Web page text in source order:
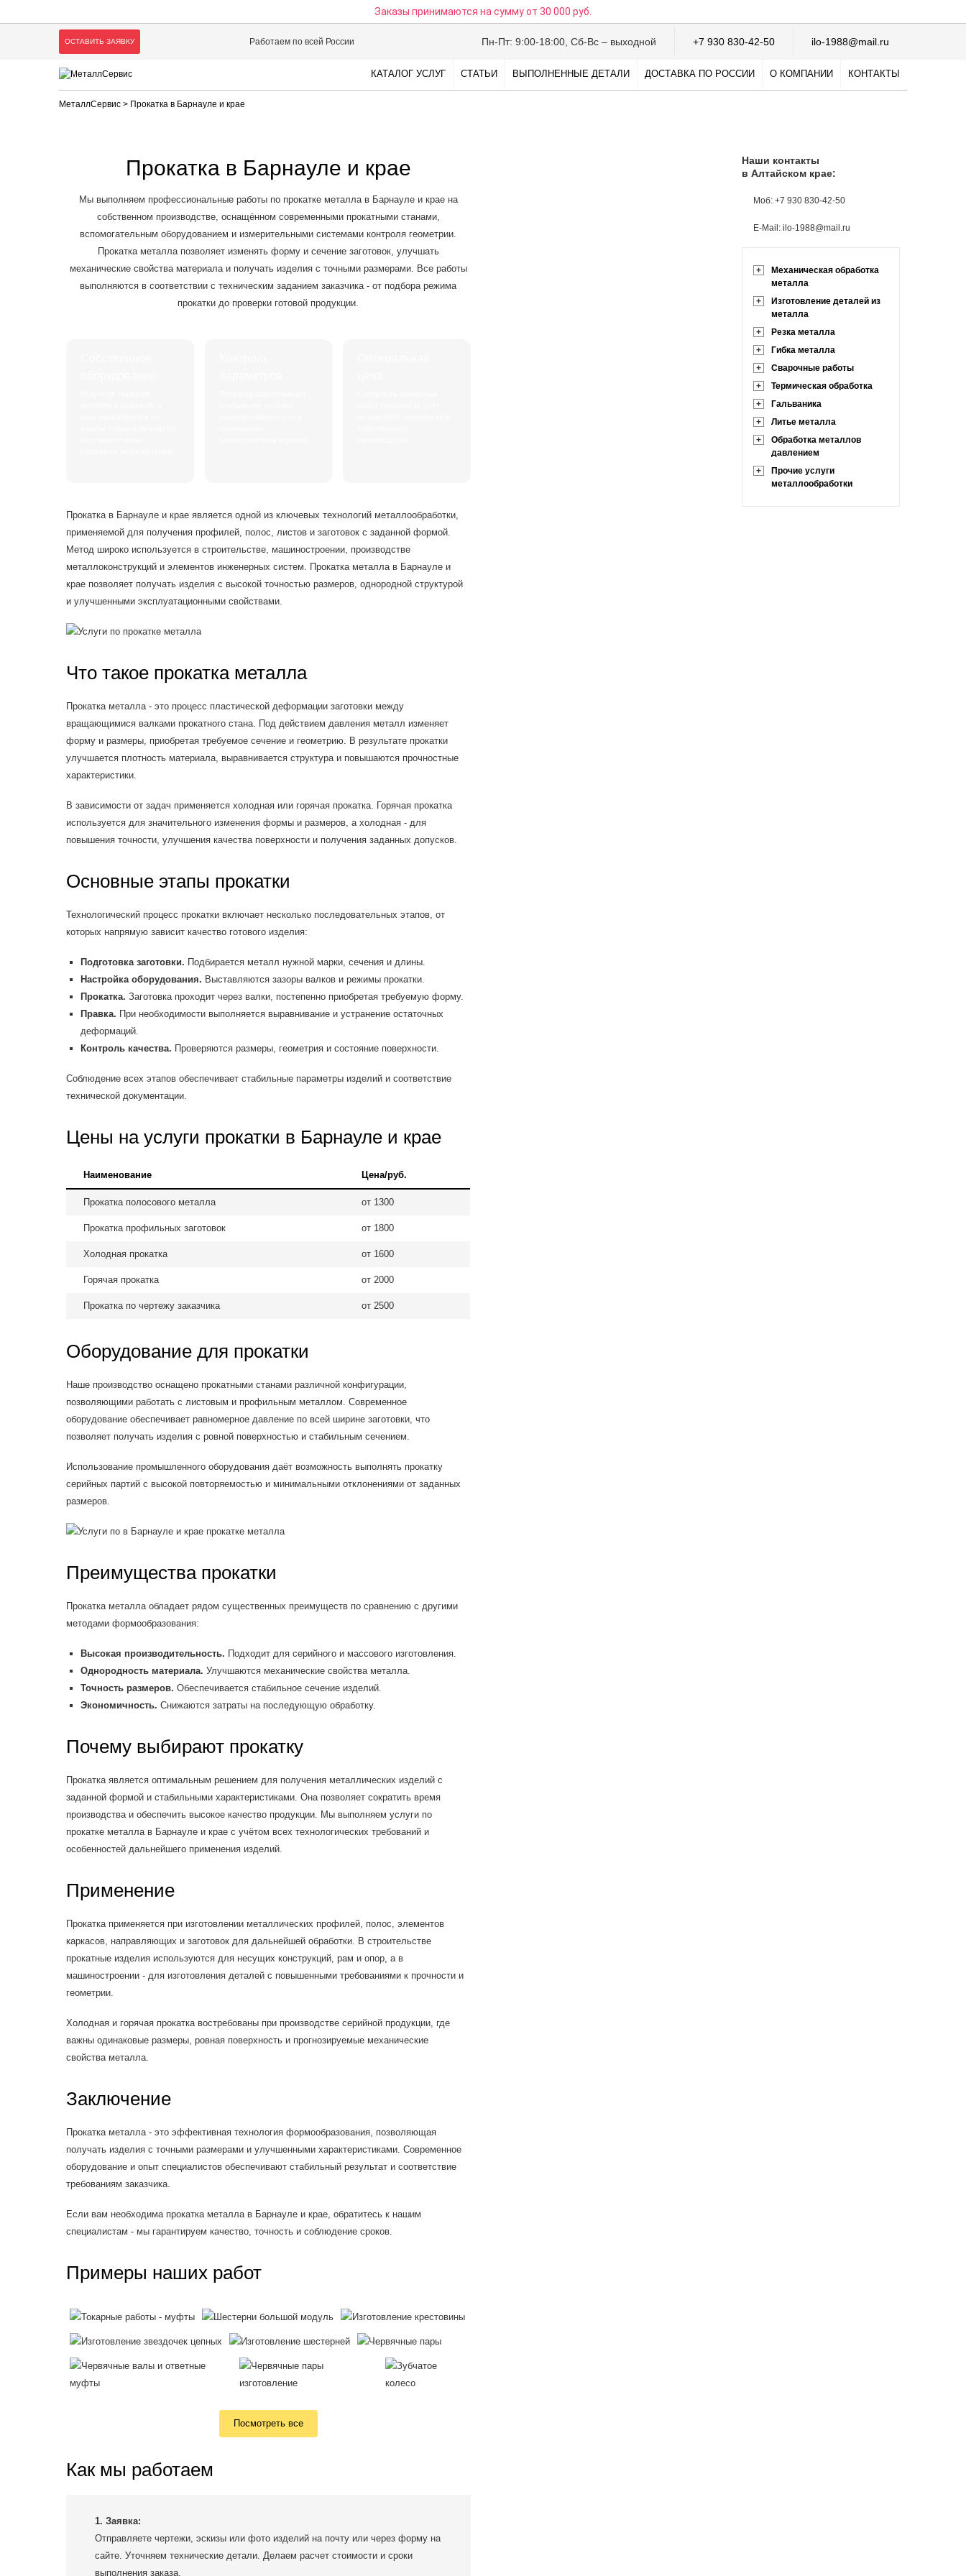
Заказы принимаются на суммуот 30 000 руб.
ОСТАВИТЬ ЗАЯВКУ Работаем по всей России Пн-Пт: 9:00-18:00, Сб-Вс – выходной +7 930 830-42-50 ilo-1988@mail.ru
КАТАЛОГ УСЛУГ СТАТЬИ ВЫПОЛНЕННЫЕ ДЕТАЛИ ДОСТАВКА ПО РОССИИ О КОМПАНИИ КОНТАКТЫ
МеталлСервис > Прокатка в Барнауле и крае
Прокатка в Барнауле и крае
Мы выполняем профессиональные работы по прокатке металла в Барнауле и крае на
собственном производстве, оснащённом современными прокатными станами,
вспомогательным оборудованием и измерительными системами контроля геометрии.
Прокатка металла позволяет изменять форму и сечение заготовок, улучшать
механические свойства материала и получать изделия с точными размерами. Все работы
выполняются в соответствии с техническим заданием заказчика - от подбора режима
прокатки до проверки готовой продукции.
Прокатка в Барнауле и крае является одной из ключевых технологий металлообработки,
применяемой для получения профилей, полос, листов и заготовок с заданной формой.
Метод широко используется в строительстве, машиностроении, производстве
металлоконструкций и элементов инженерных систем. Прокатка металла в Барнауле и
крае позволяет получать изделия с высокой точностью размеров, однородной структурой
и улучшенными эксплуатационными свойствами.
Что такое прокатка металла
Прокатка металла - это процесс пластической деформации заготовки между
вращающимися валками прокатного стана. Под действием давления металл изменяет
форму и размеры, приобретая требуемое сечение и геометрию. В результате прокатки
улучшается плотность материала, выравнивается структура и повышаются прочностные
характеристики.
В зависимости от задач применяется холодная или горячая прокатка. Горячая прокатка
используется для значительного изменения формы и размеров, а холодная - для
повышения точности, улучшения качества поверхности и получения заданных допусков.
Основные этапы прокатки
Технологический процесс прокатки включает несколько последовательных этапов, от
которых напрямую зависит качество готового изделия:
Подготовка заготовки. Подбирается металл нужной марки, сечения и длины.
Настройка оборудования. Выставляются зазоры валков и режимы прокатки.
Прокатка. Заготовка проходит через валки, постепенно приобретая требуемую форму.
Правка. При необходимости выполняется выравнивание и устранение остаточных
деформаций.
Контроль качества. Проверяются размеры, геометрия и состояние поверхности.
Соблюдение всех этапов обеспечивает стабильные параметры изделий и соответствие
технической документации.
Цены на услуги прокатки в Барнауле и крае
Наименование Цена/руб.
Прокатка полосового металла от 1300
Прокатка профильных заготовок от 1800
Холодная прокатка от 1600
Горячая прокатка от 2000
Прокатка по чертежу заказчика от 2500
Оборудование для прокатки
Наше производство оснащено прокатными станами различной конфигурации,
позволяющими работать с листовым и профильным металлом. Современное
оборудование обеспечивает равномерное давление по всей ширине заготовки, что
позволяет получать изделия с ровной поверхностью и стабильным сечением.
Использование промышленного оборудования даёт возможность выполнять прокатку
серийных партий с высокой повторяемостью и минимальными отклонениями от заданных
размеров.
Преимущества прокатки
Прокатка металла обладает рядом существенных преимуществ по сравнению с другими
методами формообразования:
Высокая производительность. Подходит для серийного и массового изготовления.
Однородность материала. Улучшаются механические свойства металла.
Точность размеров. Обеспечивается стабильное сечение изделий.
Экономичность. Снижаются затраты на последующую обработку.
Почему выбирают прокатку
Прокатка является оптимальным решением для получения металлических изделий с
заданной формой и стабильными характеристиками. Она позволяет сократить время
производства и обеспечить высокое качество продукции. Мы выполняем услуги по
прокатке металла в Барнауле и крае с учётом всех технологических требований и
особенностей дальнейшего применения изделий.
Применение
Прокатка применяется при изготовлении металлических профилей, полос, элементов
каркасов, направляющих и заготовок для дальнейшей обработки. В строительстве
прокатные изделия используются для несущих конструкций, рам и опор, а в
машиностроении - для изготовления деталей с повышенными требованиями к прочности и
геометрии.
Холодная и горячая прокатка востребованы при производстве серийной продукции, где
важны одинаковые размеры, ровная поверхность и прогнозируемые механические
свойства металла.
Заключение
Прокатка металла - это эффективная технология формообразования, позволяющая
получать изделия с точными размерами и улучшенными характеристиками. Современное
оборудование и опыт специалистов обеспечивают стабильный результат и соответствие
требованиям заказчика.
Если вам необходима прокатка металла в Барнауле и крае, обратитесь к нашим
специалистам - мы гарантируем качество, точность и соблюдение сроков.
Примеры наших работ
Посмотреть все
Как мы работаем
1. Заявка:
Отправляете чертежи, эскизы или фото изделий на почту или через форму на
сайте. Уточняем технические детали. Делаем расчет стоимости и сроки
выполнения заказа.
Наши контакты
в Алтайском крае:
Моб: +7 930 830-42-50
E-Mail: ilo-1988@mail.ru
+
Механическая обработка
металла
+
Изготовление деталей из
металла
+
Резка металла
+
Гибка металла
+
Сварочные работы
+
Термическая обработка
+
Гальваника
+
Литье металла
+
Обработка металлов
давлением
+
Прочие услуги
металлообработки